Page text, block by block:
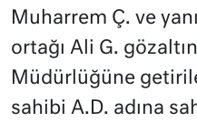
Muharrem Ç. ve
ortağı Ali G.
Müdürlüğüne
sahibi A.D. adına